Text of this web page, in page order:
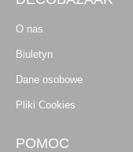
O nas
Biuletyn
Dane osobowe
Pliki Cookies
POMOC